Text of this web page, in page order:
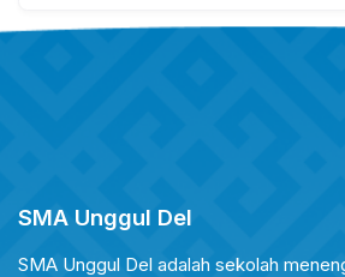
SMA Unggul Del
SMA Unggul Del adalah sekolah